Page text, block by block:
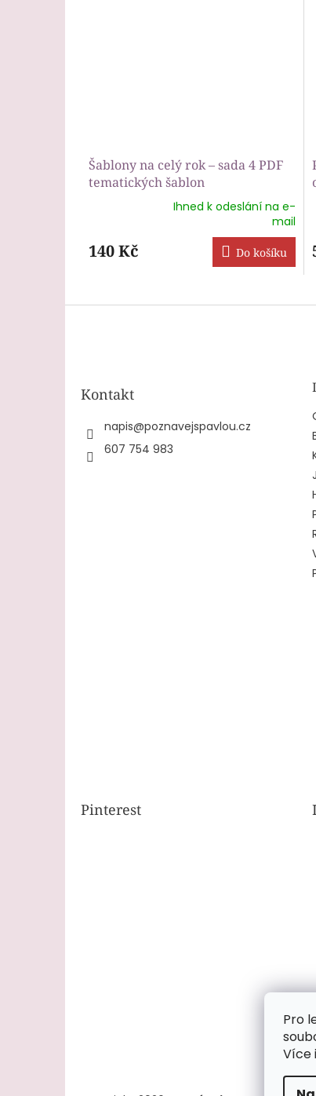
Pro
Více
Šablony na celý rok – sada 4 PDF
tematických šablon
produktu
je
5
Ihned k odeslání na e-
mail
140 Kč Do košíku
Kontakt
napis@poznavejspavlou.cz
607 754 983
Pinterest